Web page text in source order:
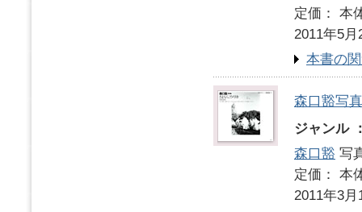
定価：
2011年5月
本書の
森口豁写
ジャンル
森口豁 写
定価：
2011年3月